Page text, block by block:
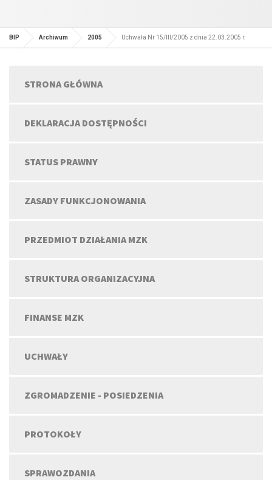
BIP Archiwum 2005 Uchwała Nr 15/III/2005 z dnia 22.03.2005 r.
STRONA GŁÓWNA
DEKLARACJA DOSTĘPNOŚCI
STATUS PRAWNY
ZASADY FUNKCJONOWANIA
PRZEDMIOT DZIAŁANIA MZK
STRUKTURA ORGANIZACYJNA
FINANSE MZK
UCHWAŁY
ZGROMADZENIE - POSIEDZENIA
PROTOKOŁY
SPRAWOZDANIA